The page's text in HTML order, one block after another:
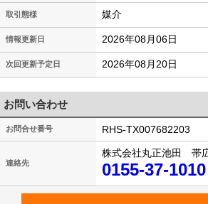
取引態様 媒介
情報更新日 2026年08月06日
次回更新予定日 2026年08月20日
お問い合わせ
お問合せ番号 RHS-TX007682203
連絡先
株式会社丸正池田 帯
0155-37-1010